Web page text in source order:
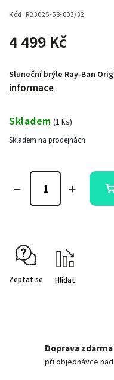
Kód: RB3025-58-003/32
4 499 Kč
Sluneční brýle Ray-Ban
informace
Skladem (1 ks)
Skladem na prodejnách
Zeptat se Hlídat
Doprava zdarma
při objednávce nad